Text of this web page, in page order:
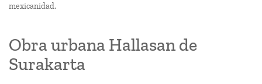
mexicanidad.
Obra urbana Hallasan de
Surakarta